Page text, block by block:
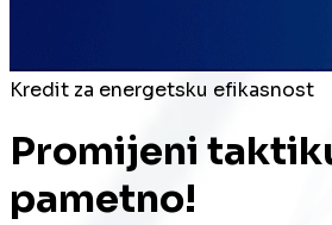
Kredit za energetsku efikasnost
Promijeni
pametno!